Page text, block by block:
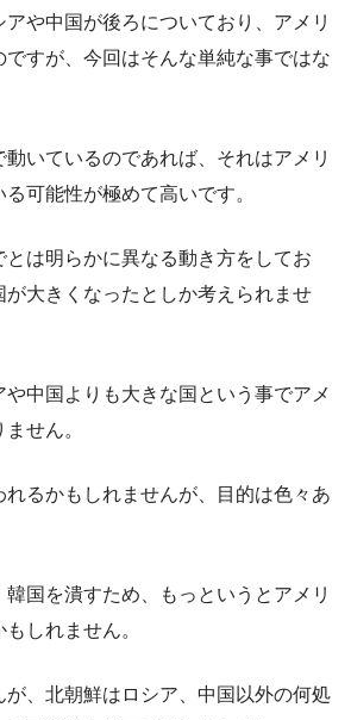
や中国が後ろについており、アメリ
ですが、今回はそんな単純な事ではな
動いているのであれば、それはアメリ
可能性が極めて高いです。
とは明らかに異なる動き方をしてお
が大きくなったとしか考えられませ
中国よりも大きな国という事でアメ
せん。
れるかもしれませんが、目的は色々あ
韓国を潰すため、もっというとアメリ
しれません。
が、北朝鮮はロシア、中国以外の何処